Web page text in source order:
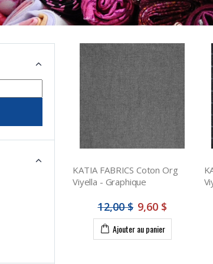
KATIA FABRICS Coton Org
Viyella - Graphique
12,00 $ 9,60 $
Ajouter au panier